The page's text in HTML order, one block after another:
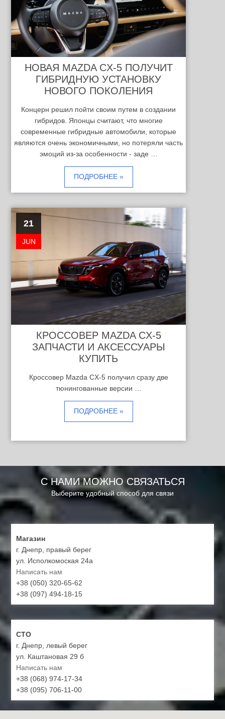
НОВАЯ MAZDA CX-5 ПОЛУЧИТ
ГИБРИДНУЮ УСТАНОВКУ
НОВОГО ПОКОЛЕНИЯ
Концерн решил пойти своим путем в создании
гибридов. Японцы считают, что многие
современные гибридные автомобили, которые
являются очень экономичными, но потеряли часть
эмоций из-за особенности - заде …
ПОДРОБНЕЕ »
21
JUN
КРОССОВЕР MAZDA CX-5
ЗАПЧАСТИ И АКСЕССУАРЫ
КУПИТЬ
Кроссовер Mazda CX-5 получил сразу две
тюнингованные версии …
ПОДРОБНЕЕ »
С НАМИ МОЖНО СВЯЗАТЬСЯ
Выберите удобный способ для связи
Магазин
г. Днепр, правый берег
ул. Исполкомоская 24а
Написать нам
+38 (050) 320-65-62
+38 (097) 494-18-15
СТО
г. Днепр, левый берег
ул. Каштановая 29 б
Написать нам
+38 (068) 974-17-34
+38 (095) 706-11-00